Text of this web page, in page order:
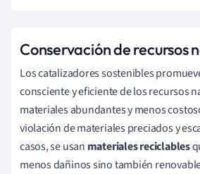
Conservación de recursos
Los catalizadores sostenibles
consciente y eficiente de los recursos
materiales abundantes y menos
violación de materiales preciados y
casos, se usan materiales reciclables
menos dañinos sino también